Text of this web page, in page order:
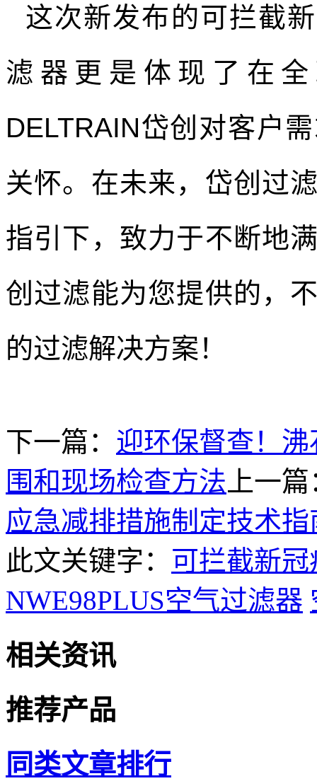
这次新发布的可拦截
滤器更是体现了在
DELTRAIN岱创对客户
关怀。在未来，岱创过
指引下，致力于不断地
创过滤能为您提供的，
的过滤解决方案！
下一篇： 迎环保督查！
围和现场检查方法 上一
应急减排措施制定技术
此文关键字： 可拦截新冠
NWE98PLUS空气过滤器
相关资讯
推荐产品
同类文章排行